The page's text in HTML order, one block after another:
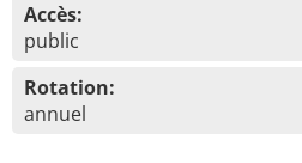
Accès:
public
Rotation:
annuel